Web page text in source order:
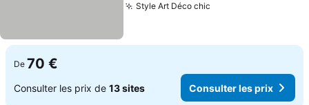
Style Art Déco chic
De 70 €
Consulter les prix de 13 sites Consulter les prix